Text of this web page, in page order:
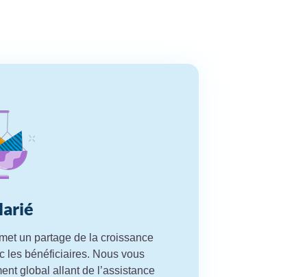
un partage de la croissance
les bénéficiaires. Nous vous
global allant de l’assistance